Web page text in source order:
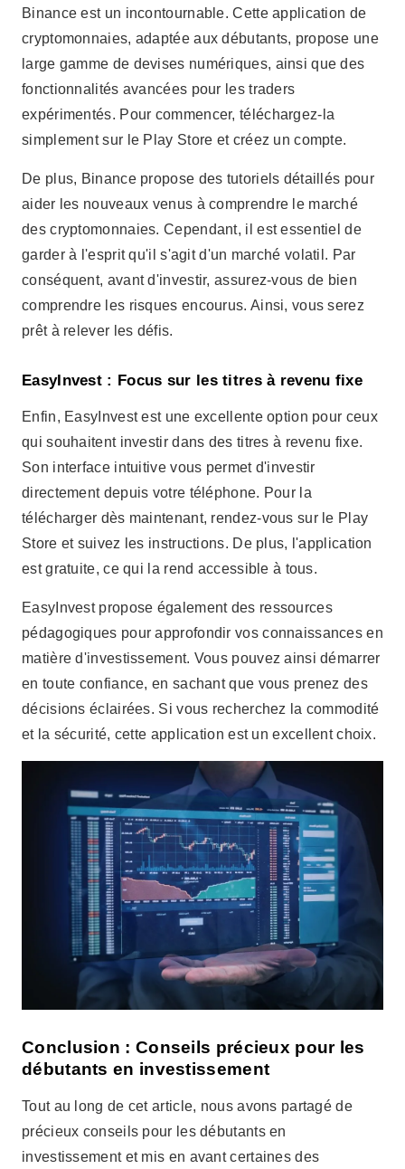
garder à l'esprit qu'il s'agit d'un marché volatil. Par
conséquent, avant d'investir, assurez-vous de bien
comprendre les risques encourus. Ainsi, vous serez
prêt à relever les défis.
Enfin, EasyInvest est une excellente option pour ceux
qui souhaitent investir dans des titres à revenu fixe.
Son interface intuitive vous permet d'investir
directement depuis votre téléphone. Pour la
télécharger dès maintenant, rendez-vous sur le Play
Store et suivez les instructions. De plus, l'application
est gratuite, ce qui la rend accessible à tous.
EasyInvest propose également des ressources
matière d'investissement. Vous pouvez ainsi démarrer
décisions éclairées. Si vous recherchez la commodité
et la sécurité, cette application est un excellent choix.
Conclusion : Conseils précieux pour les
débutants en investissement
Tout au long de cet article, nous avons partagé de
précieux conseils pour les débutants en
investissement et mis en avant certaines des
meilleures applications disponibles sur le marché. De
Rico à EasyInvest, chacune de ces applications offre
des fonctionnalités uniques pour vous aider à
expliquerons également comment télécharger ces
aujourd'hui.